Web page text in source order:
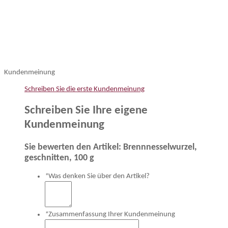
Kundenmeinung
Schreiben Sie die erste Kundenmeinung
Schreiben Sie Ihre eigene
Kundenmeinung
Sie bewerten den Artikel: Brennnesselwurzel,
geschnitten, 100 g
*Was denken Sie über den Artikel?
*Zusammenfassung Ihrer Kundenmeinung